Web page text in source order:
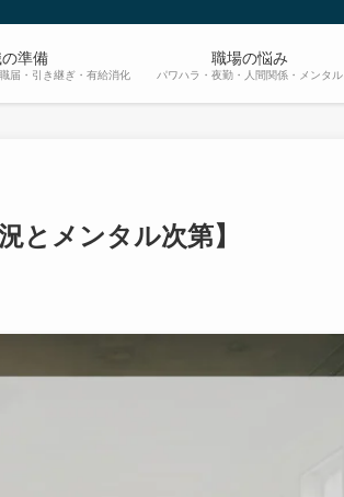
準備
届・引き継ぎ・有給消化
職場の悩み
パワハラ・夜勤・人間関係・メンタル
とメンタル次第】